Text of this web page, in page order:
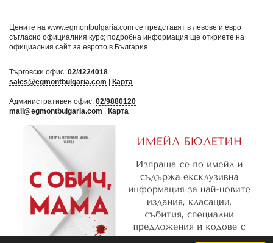
Цените на www.egmontbulgaria.com се представят в левове и евро
съгласно официалния курс; подробна информация ще откриете на
официалния сайт за еврото в България
Търговски офис: 02/4224018
sales@egmontbulgaria.com
Карта
Административен офис: 02/9880120
mail@egmontbulgaria.com
Карта